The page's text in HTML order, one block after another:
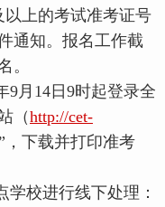
以上的考试准考证号
通知。报名工作截
。
月14日9时起登录全
（http://cet-
，下载并打印准考
校进行线下处理：